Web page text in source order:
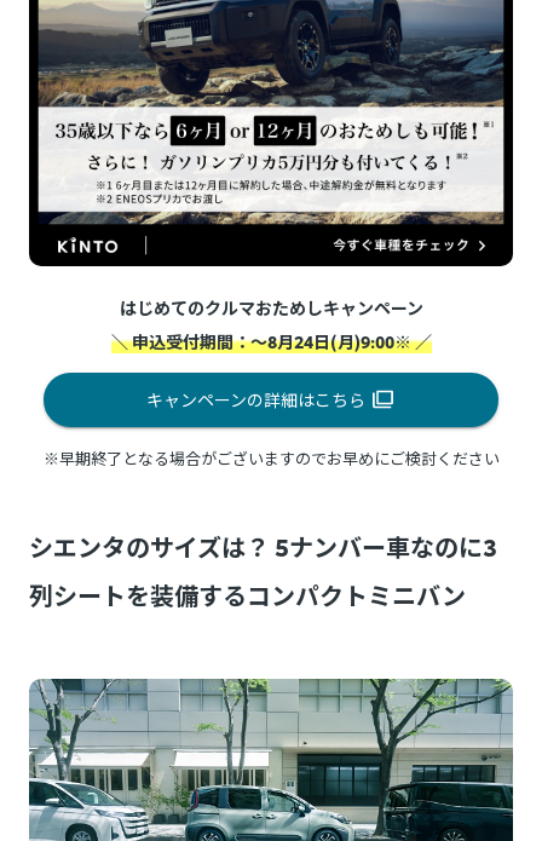
はじめてのクルマおためしキャンペーン
＼ 申込受付期間：～8月24日(月)9:00※ ／
キャンペーンの詳細はこちら
※早期終了となる場合がございますのでお早めにご検討ください
シエンタのサイズは？ 5ナンバー車なのに3
列シートを装備するコンパクトミニバン